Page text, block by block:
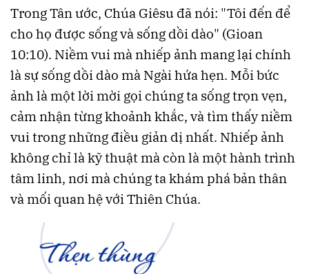
Trong Tân ước, Chúa Giêsu đã nói: "Tôi đến để
cho họ được sống và sống dồi dào" (Gioan
10:10). Niềm vui mà nhiếp ảnh mang lại chính
là sự sống dồi dào mà Ngài hứa hẹn. Mỗi bức
ảnh là một lời mời gọi chúng ta sống trọn vẹn,
cảm nhận từng khoảnh khắc, và tìm thấy niềm
vui trong những điều giản dị nhất. Nhiếp ảnh
không chỉ là kỹ thuật mà còn là một hành trình
tâm linh, nơi mà chúng ta khám phá bản thân
và mối quan hệ với Thiên Chúa.